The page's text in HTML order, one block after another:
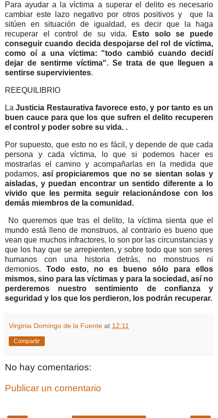
Para ayudar a la víctima a superar el delito es necesario
cambiar este lazo negativo por otros positivos y que la
sitúen en situación de igualdad, es decir que la haga
recuperar el control de su vida. Esto solo se puede
conseguir cuando decida despojarse del rol de víctima,
como oí a una víctima: "todo cambió cuando decidí
dejar de sentirme víctima". Se trata de que lleguen a
sentirse supervivientes.
REEQUILIBRIO
LaJusticia Restaurativa favorece esto, y por tanto es un
buen cauce para que los que sufren el delito recuperen
el control y poder sobre su vida. .
Por supuesto, que esto no es fácil, y depende de que cada
persona y cada víctima, lo que si podemos hacer es
mostrarlas el camino y acompañarlas en la medida que
podamos, así propiciaremos que no se sientan solas y
aisladas, y puedan encontrar un sentido diferente a lo
vivido que les permita seguir relacionándose con los
demás miembros de la comunidad.
No queremos que tras el delito, la víctima sienta que el
mundo está lleno de monstruos, al contrario es bueno que
vean que muchos infractores, lo son por las circunstancias y
que los hay que se arrepienten, y sobre todo que son seres
humanos con una historia detrás, no monstruos ni
demonios. Todo esto, no es bueno sólo para ellos
mismos, sino para las víctimas y para la sociedad, así no
perderemos nuestro sentimiento de confianza y
seguridad y los que los perdieron, los podrán recuperar.
Virginia Domingo de la Fuente at 12:11
Compartir
No hay comentarios:
Publicar un comentario